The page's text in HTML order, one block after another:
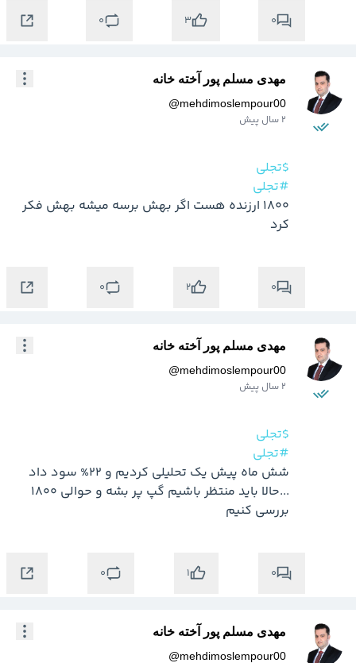
0
3
0
مهدی مسلم پور آخته خانه
@mehdimoslempour00
2 سال پیش
$تجلی
#تجلی
کرد
0
2
0
مهدی مسلم پور آخته خانه
@mehdimoslempour00
2 سال پیش
$تجلی
#تجلی
بررسی کنیم
0
1
0
مهدی مسلم پور آخته خانه
@mehdimoslempour00